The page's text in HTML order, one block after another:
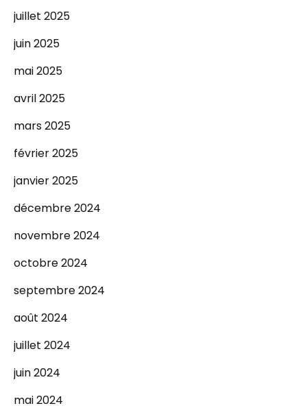
juillet 2025
juin 2025
mai 2025
avril 2025
mars 2025
février 2025
janvier 2025
décembre 2024
novembre 2024
octobre 2024
septembre 2024
août 2024
juillet 2024
juin 2024
mai 2024